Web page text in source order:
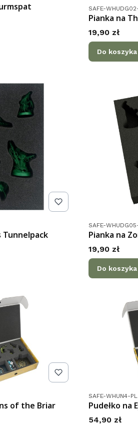
Kod produktu
SAFE-
Pianka na
Cena
19,90 zł
Do koszyka
Tunnelpack
Kod produktu
SAFE-
Pianka na
Cena
19,90 zł
Do koszyka
of the Briar
Kod produktu
SAFE-WHUN4-PL
Pudełko na
Cena
54,90 zł